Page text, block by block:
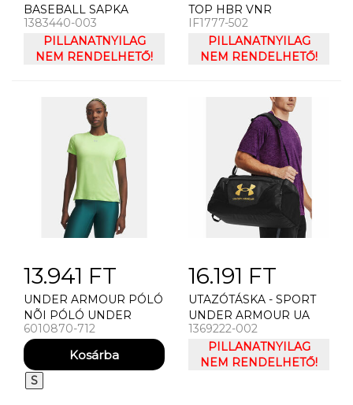
BASEBALL SAPKA
FÉRFI BASEBALL
SAPKA UNDER
ARMOUR M AV LOW
1383440-003
PILLANATNYILAG
NEM RENDELHETŐ!
TOP HBR VNR
IF1777-502
PILLANATNYILAG
NEM RENDELHETŐ!
13.941 FT
UNDER ARMOUR PÓLÓ
NÕI PÓLÓ UNDER
ARMOUR UA VANISH SS
6010870-712
S
16.191 FT
UTAZÓTÁSKA - SPORT
UNDER ARMOUR UA
UNDENIABLE 5.0
DUFFLE SM
1369222-002
PILLANATNYILAG
NEM RENDELHETŐ!